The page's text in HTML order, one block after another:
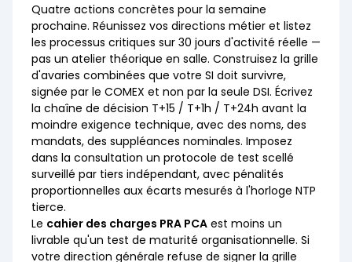
Quatre actions concrètes pour la semaine
prochaine. Réunissez vos directions métier et listez
les processus critiques sur 30 jours d'activité réelle —
pas un atelier théorique en salle. Construisez la grille
d'avaries combinées que votre SI doit survivre,
signée par le COMEX et non par la seule DSI. Écrivez
la chaîne de décision T+15 / T+1h / T+24h avant la
moindre exigence technique, avec des noms, des
mandats, des suppléances nominales. Imposez
dans la consultation un protocole de test scellé
surveillé par tiers indépendant, avec pénalités
proportionnelles aux écarts mesurés à l'horloge NTP
tierce.
Le cahier des charges PRA PCA est moins un
livrable qu'un test de maturité organisationnelle. Si
votre direction générale refuse de signer la grille